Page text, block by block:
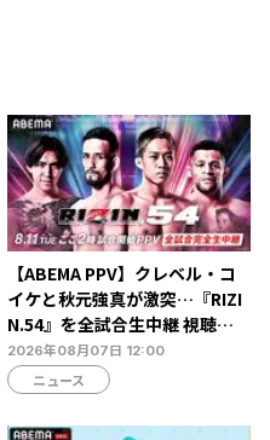
【ABEMA PPV】クレベル・コ
イケと秋元強真が激突…『RIZI
N.54』を全試合生中継 視聴チ
ケット販売中
2026年08月07日 12:00
ニュース